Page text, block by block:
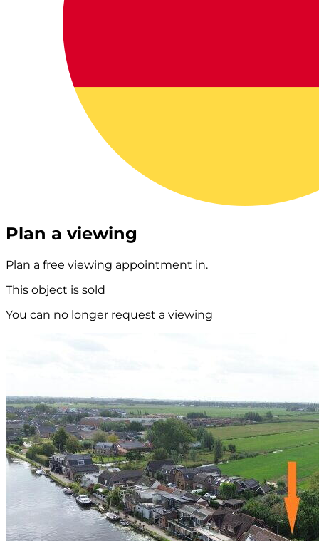
Plan a viewing
Plan a free viewing appointment in.
This object is sold
You can no longer request a viewing